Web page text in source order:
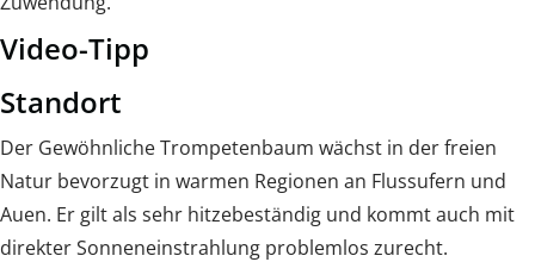
Video-Tipp
Standort
Der Gewöhnliche Trompetenbaum wächst in der freien
Natur bevorzugt in warmen Regionen an Flussufern und
Auen. Er gilt als sehr hitzebeständig und kommt auch mit
direkter Sonneneinstrahlung problemlos zurecht.